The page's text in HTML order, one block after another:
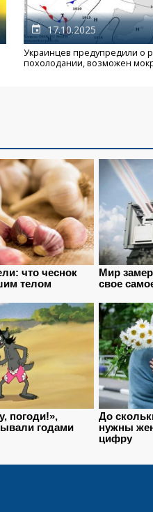
17.10.2025
Украинцев предупредили о
похолодании, возможен